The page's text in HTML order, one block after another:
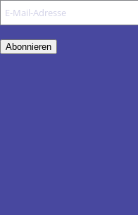
E-
Mail-
Adresse
Abonnieren